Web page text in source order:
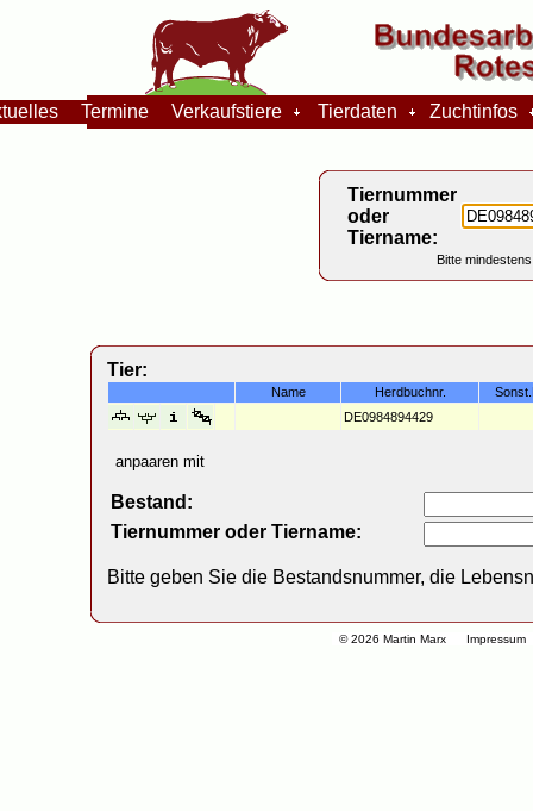
© 2026 Martin Marx Impressum
Termine Verkaufstiere Tierdaten Zuchtinfos
Tiernummer
oder
Tiername:
Bitte
Tier:
Name Herdbuchnr.
DE0984894429
anpaaren mit
Bestand:
Tiernummer oder Tiername:
Bitte geben Sie die Bestandsnummer, die